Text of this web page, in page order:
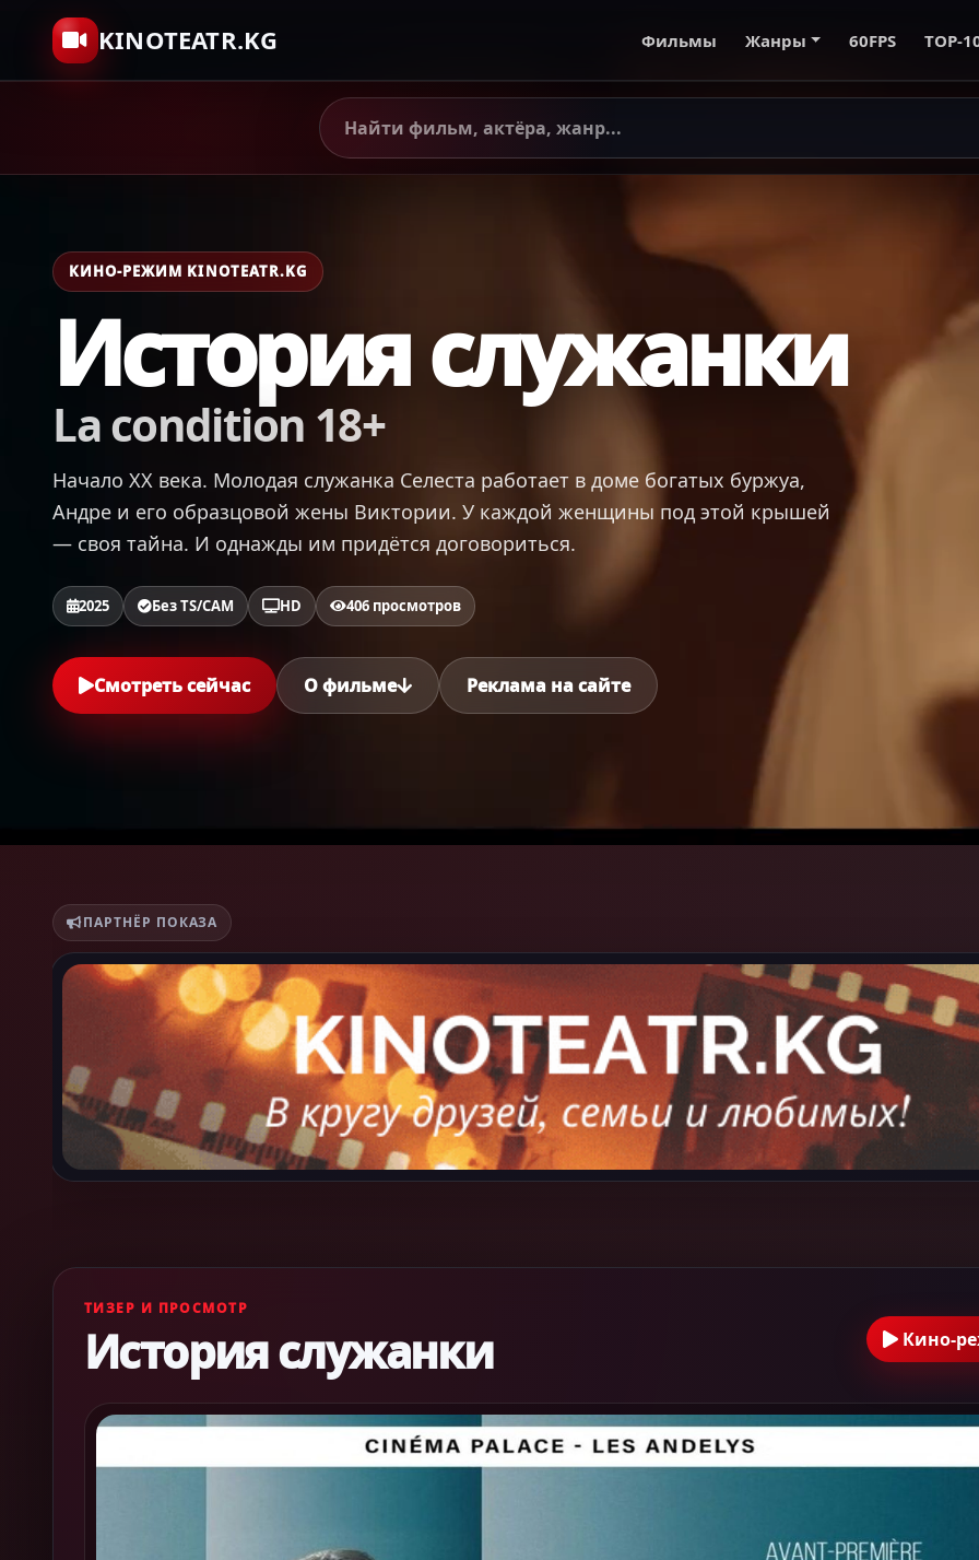
KINOTEATR.KG Фильмы Жанры 60FPS TOP-
КИНО-РЕЖИМ KINOTEATR.KG
История служанки
La condition 18+
Начало XX века. Молодая служанка Селеста работает в доме богатых буржуа,
Андре и его образцовой жены Виктории. У каждой женщины под этой крышей
— своя тайна. И однажды им придётся договориться.
2025 Без TS/CAM HD 406 просмотров
Смотреть сейчас О фильме Реклама на сайте
ПАРТНЁР ПОКАЗА
ТИЗЕР И ПРОСМОТР
История служанки Кино-